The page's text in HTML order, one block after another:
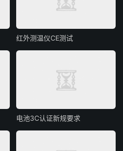
红外测温仪CE测试
电池3C认证新规要求